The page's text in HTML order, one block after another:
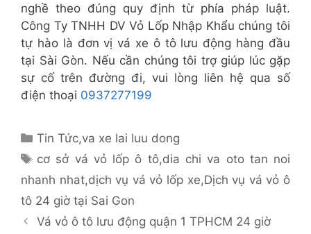
nghề theo đúng quy định từ phía pháp luật.
Công Ty TNHH DV Vỏ Lốp Nhập Khẩu chúng tôi
tự hào là đơn vị vá xe ô tô lưu động hàng đầu
tại Sài Gòn. Nếu cần chúng tôi trợ giúp lúc gặp
sự cố trên đường đi, vui lòng liên hệ qua số
điện thoại 0937277199
Danh
Tin Tức,va xe lai luu dong
Thẻ
cơ sở vá vỏ lốp ô tô,dia chi va oto tan noi
nhanh nhat,dịch vụ vá vỏ lốp xe,Dịch vụ vá vỏ ô
tô 24 giờ tại Sai Gon
Vá vỏ ô tô lưu động quận 1 TPHCM 24 giờ